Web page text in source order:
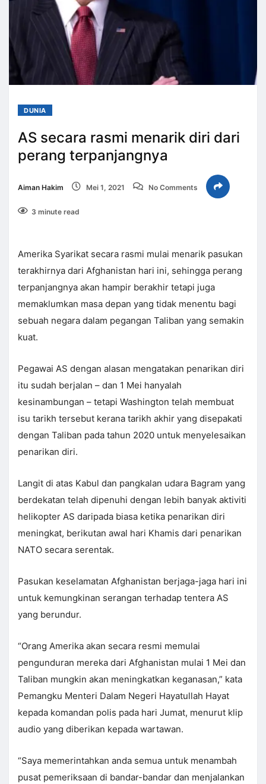
DUNIA
AS secara rasmi menarik diri dari
perang terpanjangnya
Aiman Hakim Mei 1, 2021 No Comments
3 minute read
Amerika Syarikat secara rasmi mulai menarik pasukan
terakhirnya dari Afghanistan hari ini, sehingga perang
terpanjangnya akan hampir berakhir tetapi juga
memaklumkan masa depan yang tidak menentu bagi
sebuah negara dalam pegangan Taliban yang semakin
kuat.
Pegawai AS dengan alasan mengatakan penarikan diri
itu sudah berjalan – dan 1 Mei hanyalah
kesinambungan – tetapi Washington telah membuat
isu tarikh tersebut kerana tarikh akhir yang disepakati
dengan Taliban pada tahun 2020 untuk menyelesaikan
penarikan diri.
Langit di atas Kabul dan pangkalan udara Bagram yang
berdekatan telah dipenuhi dengan lebih banyak aktiviti
helikopter AS daripada biasa ketika penarikan diri
meningkat, berikutan awal hari Khamis dari penarikan
NATO secara serentak.
Pasukan keselamatan Afghanistan berjaga-jaga hari ini
untuk kemungkinan serangan terhadap tentera AS
yang berundur.
“Orang Amerika akan secara resmi memulai
pengunduran mereka dari Afghanistan mulai 1 Mei dan
Taliban mungkin akan meningkatkan keganasan,” kata
Pemangku Menteri Dalam Negeri Hayatullah Hayat
kepada komandan polis pada hari Jumat, menurut klip
audio yang diberikan kepada wartawan.
“Saya memerintahkan anda semua untuk menambah
pusat pemeriksaan di bandar-bandar dan menjalankan